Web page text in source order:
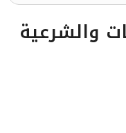
والشرعية